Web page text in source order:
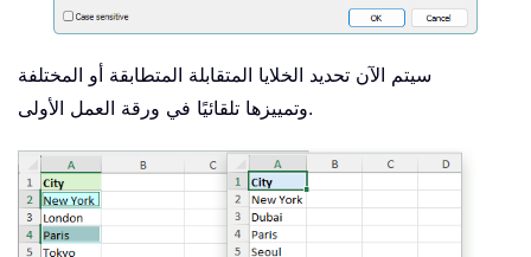
سيتم الآن تحديد الخلايا المتقابلة المتطابقة أو المختلفة
وتمييزها تلقائيًا في ورقة العمل الأولى.